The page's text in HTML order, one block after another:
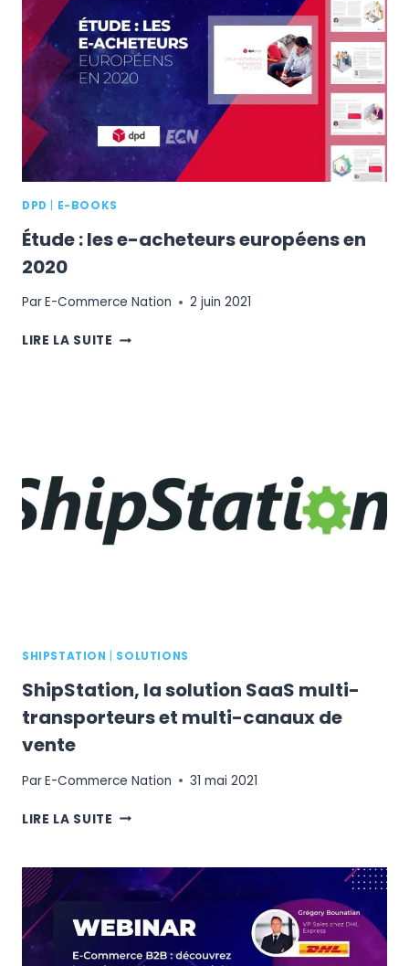
DPD E-BOOKS
Étude : les e-acheteurs européens en
2020
ParE-Commerce Nation 2 juin 2021
LIRE LA SUITE ÉTUDE
SHIPSTATION SOLUTIONS
ShipStation, la solution SaaS multi-
transporteurs et multi-canaux de
vente
ParE-Commerce Nation 31 mai 2021
LIRE LA SUITE SHIPSTATION,
SAAS
MULTI-
ET
MULTI-